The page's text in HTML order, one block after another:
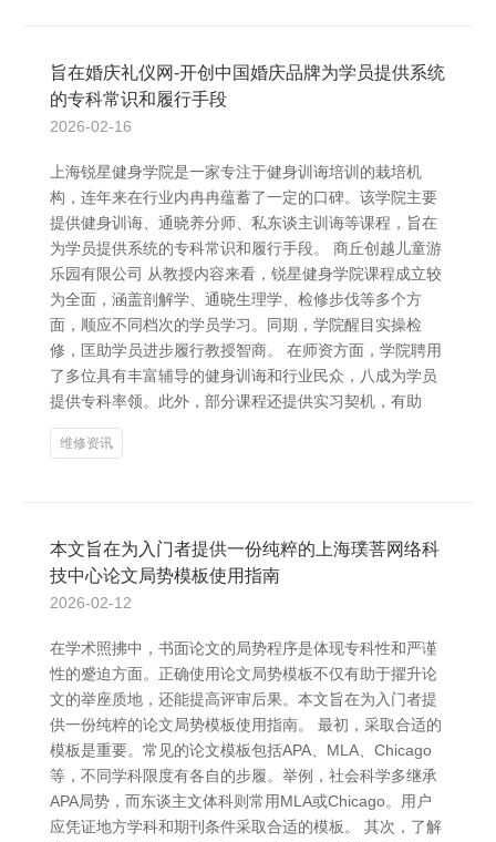
旨在婚庆礼仪网-开创中国婚庆品牌为学员提供系统
的专科常识和履行手段
2026-02-16
上海锐星健身学院是一家专注于健身训诲培训的栽培机
构，连年来在行业内冉冉蕴蓄了一定的口碑。该学院主要
提供健身训诲、通晓养分师、私东谈主训诲等课程，旨在
为学员提供系统的专科常识和履行手段。 商丘创越儿童游
乐园有限公司 从教授内容来看，锐星健身学院课程成立较
为全面，涵盖剖解学、通晓生理学、检修步伐等多个方
面，顺应不同档次的学员学习。同期，学院醒目实操检
修，匡助学员进步履行教授智商。 在师资方面，学院聘用
了多位具有丰富辅导的健身训诲和行业民众，八成为学员
提供专科率领。此外，部分课程还提供实习契机，有助
维修资讯
本文旨在为入门者提供一份纯粹的上海璞菩网络科
技中心论文局势模板使用指南
2026-02-12
在学术照拂中，书面论文的局势程序是体现专科性和严谨
性的蹙迫方面。正确使用论文局势模板不仅有助于擢升论
文的举座质地，还能提高评审后果。本文旨在为入门者提
供一份纯粹的论文局势模板使用指南。 最初，采取合适的
模板是重要。常见的论文模板包括APA、MLA、Chicago
等，不同学科限度有各自的步履。举例，社会科学多继承
APA局势，而东谈主文体科则常用MLA或Chicago。用户
应凭证地方学科和期刊条件采取合适的模板。 其次，了解